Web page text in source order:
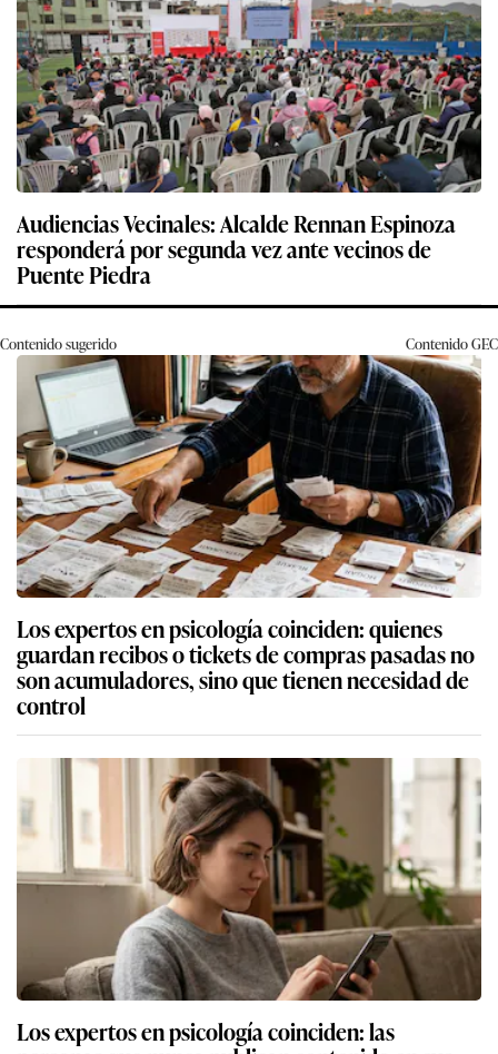
Audiencias Vecinales: Alcalde Rennan Espinoza
responderá por segunda vez ante vecinos de
Puente Piedra
Contenido sugerido ContenidoGEC
Los expertos en psicología coinciden: quienes
guardan recibos o tickets de compras pasadas no
son acumuladores, sino que tienen necesidad de
control
Los expertos en psicología coinciden: las